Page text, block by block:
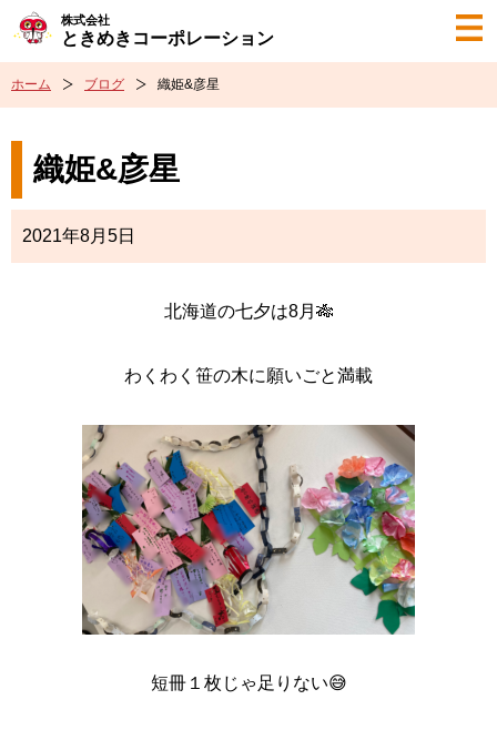
株式会社
ときめきコーポレーション
ホーム ブログ 織姫&彦星
織姫&彦星
2021年8月5日
北海道の七夕は8月🎋
わくわく笹の木に願いごと満載
短冊１枚じゃ足りない😅